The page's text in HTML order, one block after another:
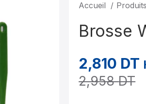
Accueil
Brosse
2,810 DT
2,958DT